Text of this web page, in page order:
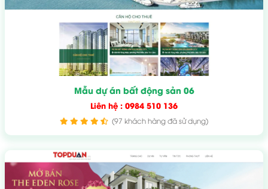
Mẫu dự án bất động sản 06
Liên hệ : 0984 510 136
(97 khách hàng đã sử dụng)